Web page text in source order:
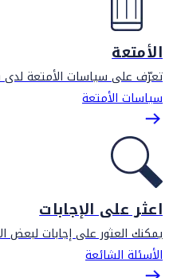
الأمتعة
تعرّف على سياسات الأمتعة لدى
سياسات الأمتعة
اعثر على الإجابات
يمكنك العثور على إجابات لبعض
الأسئلة الشائعة